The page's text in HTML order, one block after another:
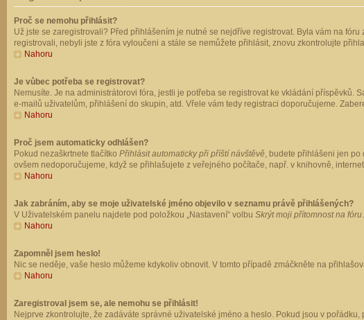
Proč se nemohu přihlásit?
Už jste se zaregistrovali? Před přihlášením je nutné se nejdříve registrovat. Byla vám na
registrovali, nebyli jste z fóra vyloučeni a stále se nemůžete přihlásit, znovu zkontrolujte
Nahoru
Je vůbec potřeba se registrovat?
Nemusíte. Je na administrátorovi fóra, jestli je potřeba se registrovat ke vkládání příspěvků.
e-mailů uživatelům, přihlášení do skupin, atd. Vřele vám tedy registraci doporučujeme.
Nahoru
Proč jsem automaticky odhlášen?
Pokud nezaškrtnete tlačítko Přihlásit automaticky při příští návštěvě, budete přihlášeni jen po
ovšem nedoporučujeme, když se přihlašujete z veřejného počítače, např. v knihovně,
Nahoru
Jak zabráním, aby se moje uživatelské jméno objevilo v seznamu právě přihlášených?
V Uživatelském panelu najdete pod položkou „Nastavení“ volbu Skrýt moji přítomnost na fóru
Nahoru
Zapomněl jsem heslo!
Nic se neděje, vaše heslo můžeme kdykoliv obnovit. V tomto případě zmáčkněte na
Nahoru
Zaregistroval jsem se, ale nemohu se přihlásit!
Nejprve zkontrolujte, že zadáváte správné uživatelské jméno a heslo. Pokud jsou v